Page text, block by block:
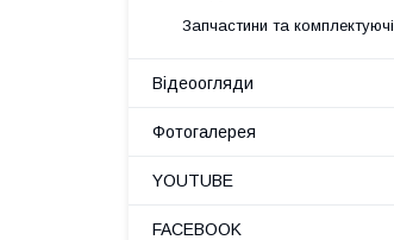
Запчастини та комплектуючі
Відеоогляди
Фотогалерея
YOUTUBE
FACEBOOK